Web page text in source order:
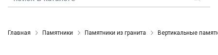
Главная Памятники Памятники из гранита Вертикальные